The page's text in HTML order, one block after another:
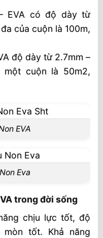
EVA có độ dày từ
của cuộn là 100m,
độ dày từ 2.7mm –
cuộn là 50m2,
EVA
Eva
trong đời sống
chịu lực tốt, độ
tốt. Khả năng